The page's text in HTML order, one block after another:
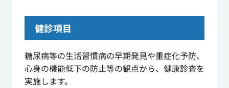
健診項目
糖尿病等の生活習慣病の早期発見や重症化予防、
心身の機能低下の防止等の観点から、健康診査を
実施します。